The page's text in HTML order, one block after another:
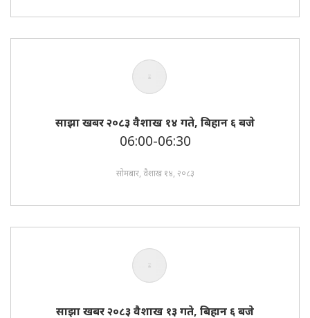
साझा खबर २०८३ वैशाख १४ गते, बिहान ६ बजे
06:00-06:30
सोमबार, वैशाख १४, २०८३
साझा खबर २०८३ वैशाख १३ गते, बिहान ६ बजे